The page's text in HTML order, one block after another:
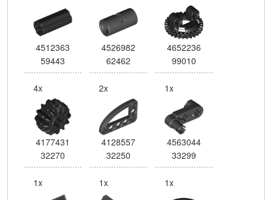
4512363
59443
4526982
62462
4652236
99010
4x
4177431
32270
2x
4128557
32250
1x
4563044
33299
1x 1x 1x